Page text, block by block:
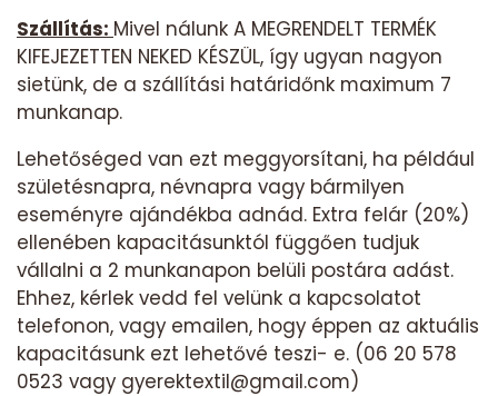
Szállítás: Mivel nálunk A MEGRENDELT TERMÉK
KIFEJEZETTEN NEKED KÉSZÜL, így ugyan nagyon
sietünk, de a szállítási határidőnk maximum 7
munkanap.
Lehetőséged van ezt meggyorsítani, ha például
születésnapra, névnapra vagy bármilyen
eseményre ajándékba adnád. Extra felár (20%)
ellenében kapacitásunktól függően tudjuk
vállalni a 2 munkanapon belüli postára adást.
Ehhez, kérlek vedd fel velünk a kapcsolatot
telefonon, vagy emailen, hogy éppen az aktuális
kapacitásunk ezt lehetővé teszi- e. (06 20 578
0523 vagy gyerektextil@gmail.com)